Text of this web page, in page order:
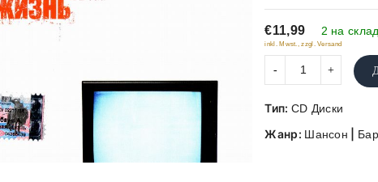
of
5
€11,99 2 на
inkl. Mwst., zzgl. Versand
Тип: CD Диски
Жанр: Шансон